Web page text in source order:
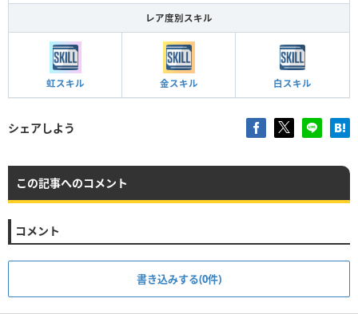
レア度別スキル
虹スキル 金スキル 白スキル
シェアしよう
この記事へのコメント
コメント
書き込みする(0件)